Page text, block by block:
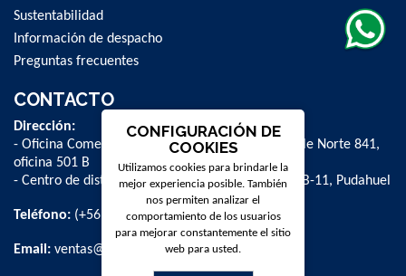
Sustentabilidad
Información de despacho
Preguntas frecuentes
CONTACTO
Dirección:
- Oficina Comercial y administrativa: Avenida Valle Norte 841,
oficina 501 B
- Centro de distribución: La Farfana 500, bodega B-11, Pudahuel
Teléfono: (+56 2) 2 584 8900
Email: ventas@dpschile.cl
CONFIGURACIÓN DE
COOKIES
Utilizamos cookies para brindarle la
mejor experiencia posible. También
nos permiten analizar el
comportamiento de los usuarios
para mejorar constantemente el sitio
web para usted.